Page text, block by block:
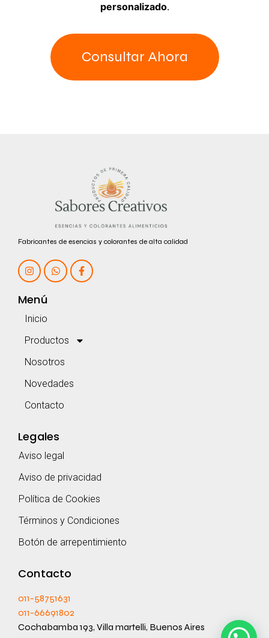
personalizado.
Consultar Ahora
Fabricantes de esencias y colorantes de alta calidad
Menú
Inicio
Productos
Nosotros
Novedades
Contacto
Legales
Aviso legal
Aviso de privacidad
Política de Cookies
Términos y Condiciones
Botón de arrepentimiento
Contacto
011-58751631
011-66691802
Cochabamba 193, Villa martelli, Buenos Aires